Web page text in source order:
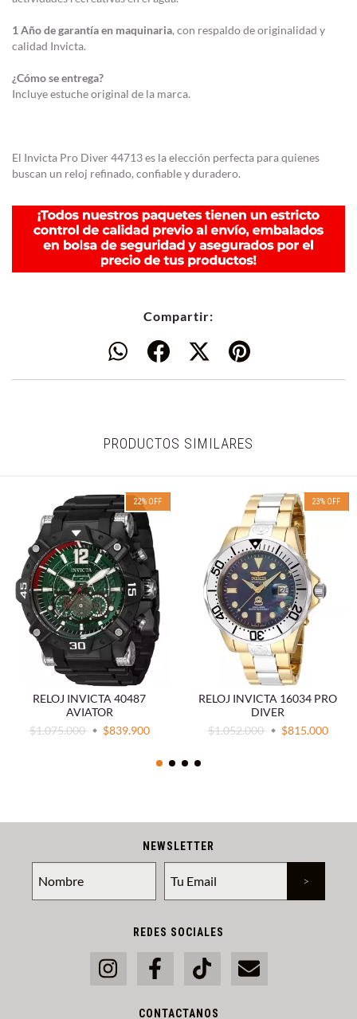
1 Año de garantía en maquinaria, con respaldo de originalidad y
calidad Invicta.
¿Cómo se entrega?
Incluye estuche original de la marca.
El Invicta Pro Diver 44713 es la elección perfecta para quienes
buscan un reloj refinado, confiable y duradero.
Compartir:
PRODUCTOS SIMILARES
22% OFF
RELOJ INVICTA 40487
AVIATOR
$1.075.000
$839.900
23% OFF
RELOJ INVICTA 16034 PRO
DIVER
$1.052.000
$815.000
NEWSLETTER
REDES SOCIALES
CONTACTANOS